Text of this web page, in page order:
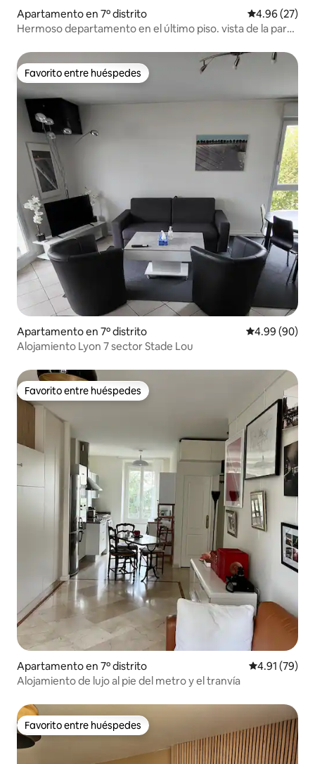
Apartamento en 7º distrito Calificación
4.96 (27)
Hermoso departamento en el último piso. vista de la parte
Favorito entre huéspedes
Favorito entre huéspedes
Apartamento en 7º distrito Calificación
4.99 (90)
Alojamiento Lyon 7 sector Stade Lou
Favorito entre huéspedes
Favorito entre huéspedes
Apartamento en 7º distrito Calificación
4.91 (79)
Alojamiento de lujo al pie del metro y el tranvía
Favorito entre huéspedes
Favorito entre huéspedes